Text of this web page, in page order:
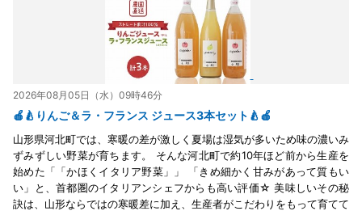
2026年08月05日（水）09時46分
🍎🍐りんご＆ラ・フランス ジュース3本セット🍐🍎
山形県河北町では、寒暖の差が激しく夏場は湿気が多いため味の濃いみ
ずみずしい野菜が育ちます。 そんな河北町で約10年ほど前から生産を
始めた「「かほくイタリア野菜」」 「きめ細かく甘みがあって質もい
い」と、首都圏のイタリアンシェフからも高い評価☆ 美味しいその秘
訣は、山形ならではの寒暖差に加え、生産者がこだわりをもって育てて